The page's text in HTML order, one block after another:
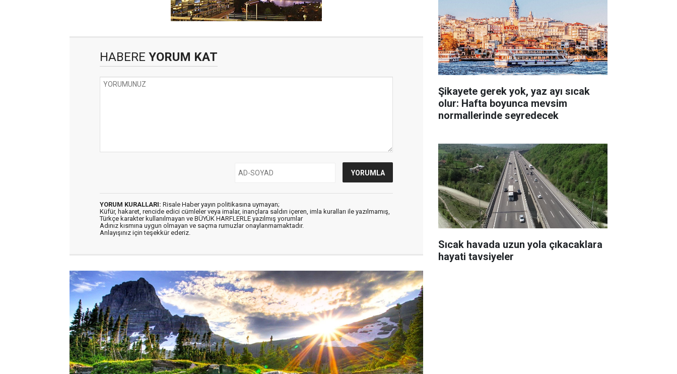
HABERE YORUM KAT
YORUM KURALLARI: Risale Haber yayın politikasına uymayan;
Küfür, hakaret, rencide edici cümleler veya imalar, inançlara saldırı içeren, imla kuralları ile yazılmamış,
Türkçe karakter kullanılmayan ve BÜYÜK HARFLERLE yazılmış yorumlar
Adınız kısmına uygun olmayan ve saçma rumuzlar onaylanmamaktadır.
Anlayışınız için teşekkür ederiz.
Şikayete gerek yok, yaz ayı sıcak
olur: Hafta boyunca mevsim
normallerinde seyredecek
Sıcak havada uzun yola çıkacaklara
hayati tavsiyeler